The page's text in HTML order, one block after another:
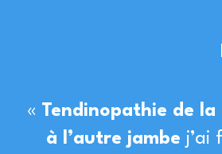
« Tendinopathie de
à l’autre jambe j’ai